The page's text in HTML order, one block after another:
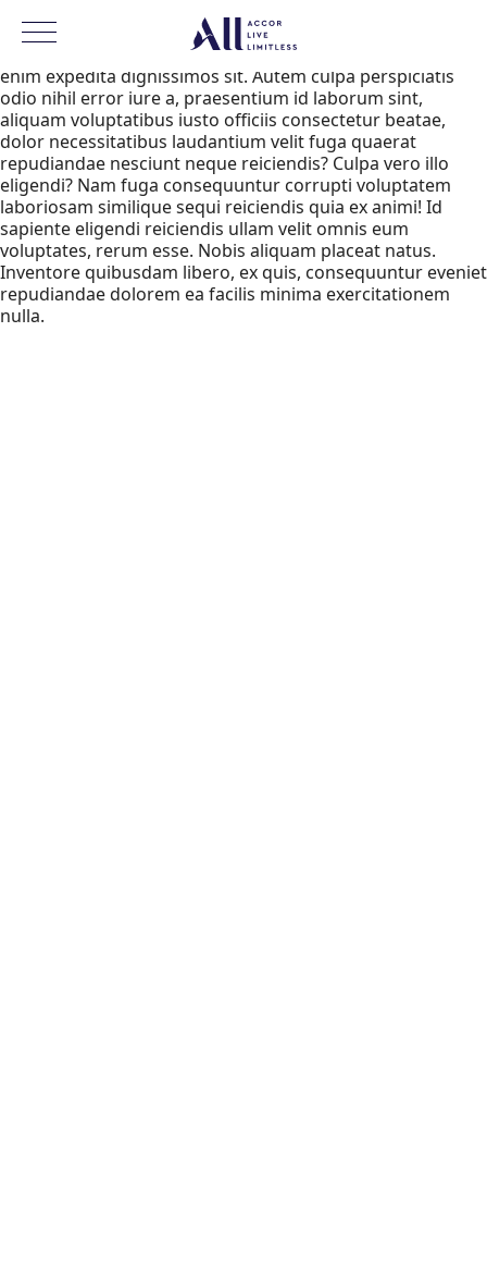
Modi, voluptate aspernatur recusandae, fugit ipsum omnis
laboriosam aut illum quaerat excepturi veniam quas quod,
enim expedita dignissimos sit. Autem culpa perspiciatis
odio nihil error iure a, praesentium id laborum sint,
aliquam voluptatibus iusto officiis consectetur beatae,
dolor necessitatibus laudantium velit fuga quaerat
repudiandae nesciunt neque reiciendis? Culpa vero illo
eligendi? Nam fuga consequuntur corrupti voluptatem
laboriosam similique sequi reiciendis quia ex animi! Id
sapiente eligendi reiciendis ullam velit omnis eum
voluptates, rerum esse. Nobis aliquam placeat natus.
Inventore quibusdam libero, ex quis, consequuntur eveniet
repudiandae dolorem ea facilis minima exercitationem
nulla.